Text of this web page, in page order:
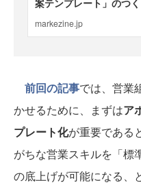
前回の記事では、営業
かせるために、まずはア
プレート化が重要である
がちな営業スキルを「標
の底上げが可能になる、